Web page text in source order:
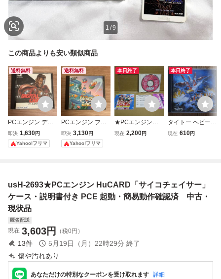
1 /9
この商品よりも安い類似商品
送料無料
PCエンジン デジ
タルチャンプ ケー
ス 説明書付 HuCA
RD
即決 1,630円
Yahoo!フリマ
送料無料
PCエンジン ファ
ンタジーゾーン H
uCARD ケース・
説明書付
即決 3,130円
Yahoo!フリマ
本日終了
★PCエンジン S
UPER CD-ROM2
現在 2,200円
本日終了
タイトー ヘビーユ
ニット PCエンジ
現在 610円
usH-2693★PCエンジン HuCARD「サイコチェイサー」
ケース・説明書付き PCE 起動・簡易動作確認済 中古・
現状品
匿名配送
現在 3,603円 （税0円）
13件 5月19日（月）22時29分 終了
傷や汚れあり
あなただけの特別なクーポンを受け取れます 詳細